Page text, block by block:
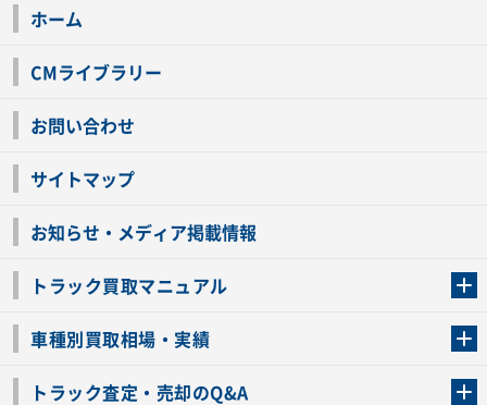
ホーム
CMライブラリー
お問い合わせ
サイトマップ
お知らせ・メディア掲載情報
トラック買取マニュアル
車種別買取相場・実績
トラック査定・売却のQ&A